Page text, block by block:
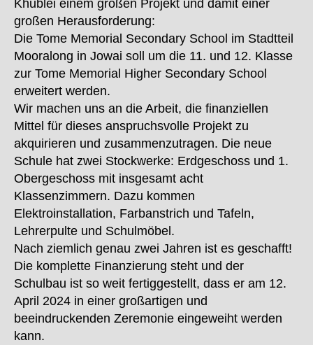
Khublei einem großen Projekt und damit einer
großen Herausforderung:
Die Tome Memorial Secondary School im Stadtteil
Mooralong in Jowai soll um die 11. und 12. Klasse
zur Tome Memorial Higher Secondary School
erweitert werden.
Wir machen uns an die Arbeit, die finanziellen
Mittel für dieses anspruchsvolle Projekt zu
akquirieren und zusammenzutragen. Die neue
Schule hat zwei Stockwerke: Erdgeschoss und 1.
Obergeschoss mit insgesamt acht
Klassenzimmern. Dazu kommen
Elektroinstallation, Farbanstrich und Tafeln,
Lehrerpulte und Schulmöbel.
Nach ziemlich genau zwei Jahren ist es geschafft!
Die komplette Finanzierung steht und der
Schulbau ist so weit fertiggestellt, dass er am 12.
April 2024 in einer großartigen und
beeindruckenden Zeremonie eingeweiht werden
kann.